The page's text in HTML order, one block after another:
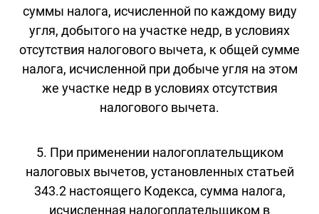
суммы налога, исчисленной по каждому виду
угля, добытого на участке недр, в условиях
отсутствия налогового вычета, к общей сумме
налога, исчисленной при добыче угля на этом
же участке недр в условиях отсутствия
налогового вычета.
5. При применении налогоплательщиком
налоговых вычетов, установленных статьей
343.2 настоящего Кодекса, сумма налога,
исчисленная налогоплательщиком в